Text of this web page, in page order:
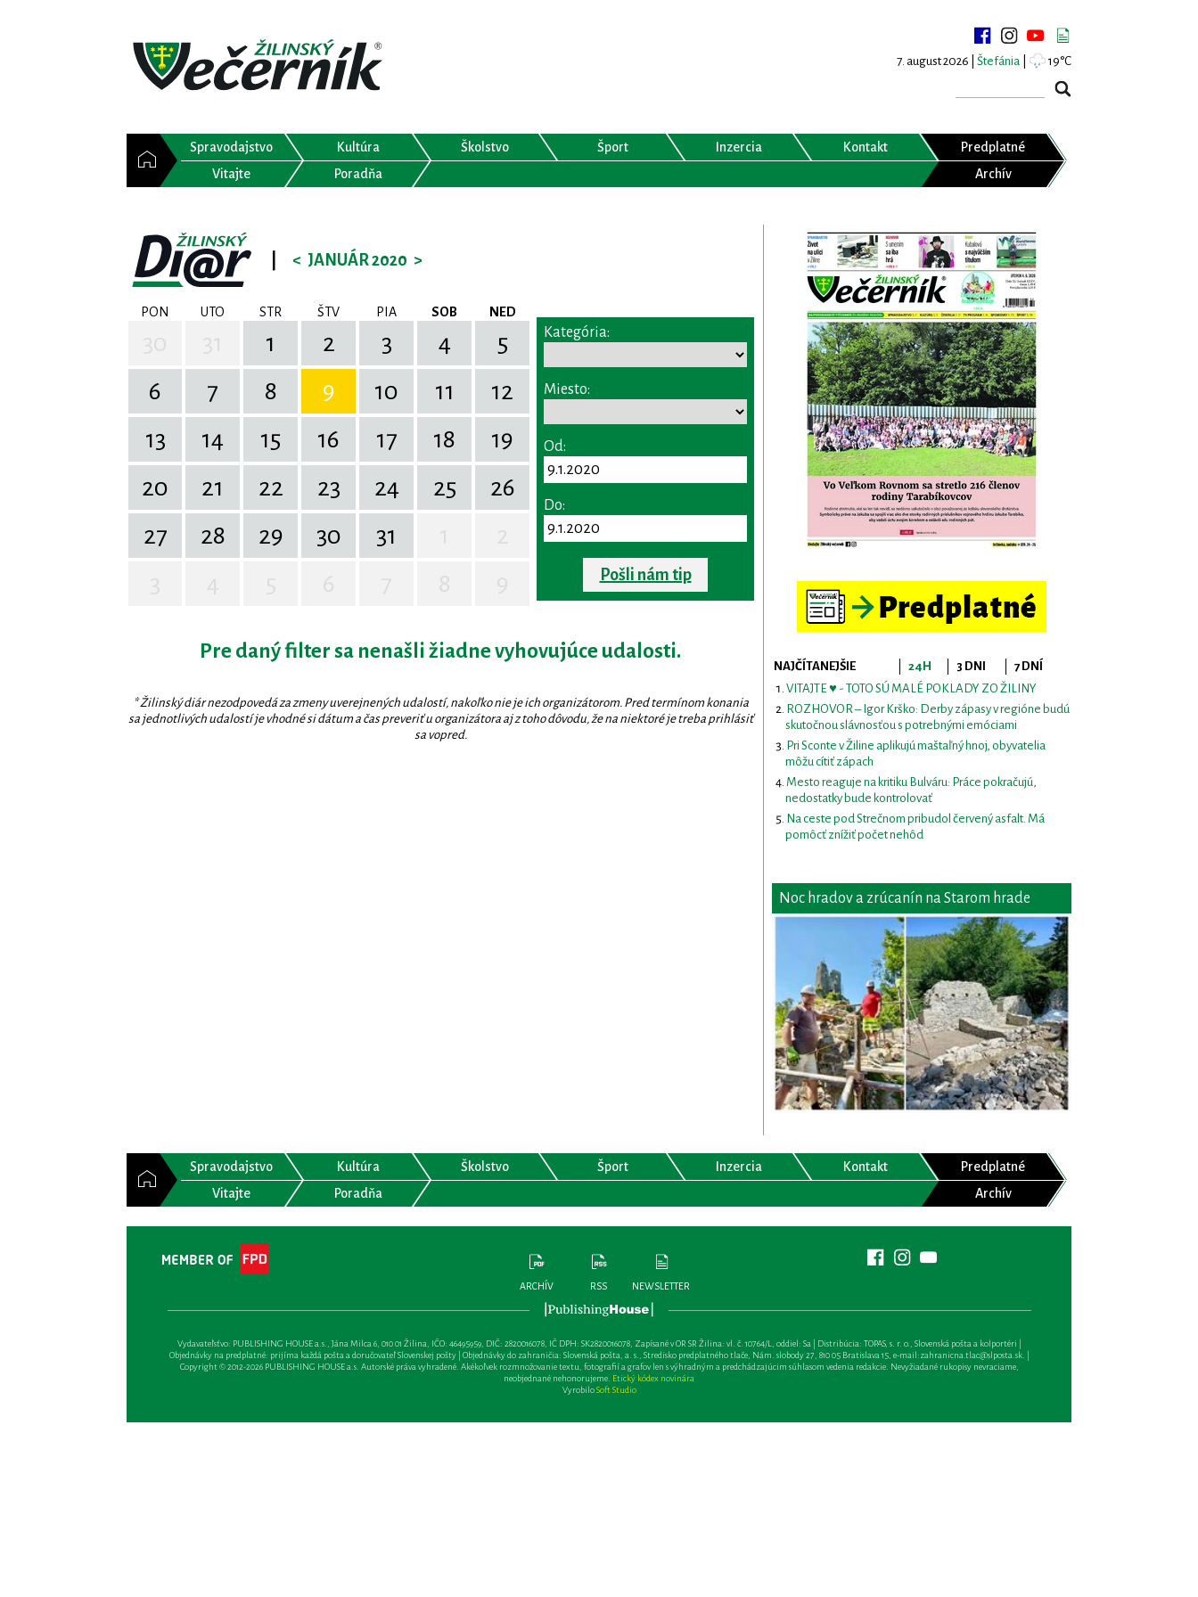
7. august 2026 | Štefánia 19°C
Spravodajstvo Kultúra Školstvo Šport Inzercia Kontakt
Predplatné
Vitajte
Poradňa Archív
< JANUÁR 2020 >
PON UTO STR ŠTV PIA SOB NED
1 2 3 4
5
6
7 8 9 10 11
12
13
14 15 16 17 18
19
20
21 22 23 24 25
26
27
28 29 30 31
Kategória:
Miesto:
Od:
Do:
Pošli nám tip
Pre daný filter sa nenašli žiadne vyhovujúce udalosti.
* Žilinský diár nezodpovedá za zmeny uverejnených udalostí, nakoľko nie je ich organizátorom. Pred termínom konania
sa jednotlivých udalostí je vhodné si dátum a čas preveriť u organizátora aj z toho dôvodu, že na niektoré je treba prihlásiť
sa vopred.
NAJČÍTANEJŠIE 24H 3 DNI
7 DNÍ
VITAJTE ♥ - TOTO SÚ MALÉ POKLADY ZO ŽILINY
ROZHOVOR – Igor Krško: Derby zápasy v regióne budú
skutočnou slávnosťou s potrebnými emóciami
Pri Sconte v Žiline aplikujú maštaľný hnoj, obyvatelia
môžu cítiť zápach
Mesto reaguje na kritiku Bulváru: Práce pokračujú,
nedostatky bude kontrolovať
Na ceste pod Strečnom pribudol červený asfalt. Má
pomôcť znížiť počet nehôd
Noc hradov a zrúcanín na Starom hrade
Spravodajstvo Kultúra Školstvo Šport Inzercia Kontakt
Predplatné
Vitajte
Poradňa Archív
ARCHÍV RSS NEWSLETTER
Vydavateľsťvo: PUBLISHING HOUSE a.s., Jána Milca 6, 010 01 Žilina, IČO: 46495959, DIČ: 2820016078, IČ DPH: SK2820016078, Zapísané v OR SR Žilina: vl. č. 10764/L, oddiel: Sa | Distribúcia: TOPAS, s. r. o., Slovenská pošta a kolportéri |
Objednávky na predplatné: prijíma každá pošta a doručovateľ Slovenskej pošty | Objednávky do zahraničia: Slovenská pošta, a. s., Stredisko predplatného tlače, Nám. slobody 27, 810 05 Bratislava 15, e-mail:zahranicna.tlac@slposta.sk. |
Copyright © 2012-2026 PUBLISHING HOUSE a.s. Autorské práva vyhradené. Akékoľvek rozmnožovanie textu, fotografií a grafov len s výhradným a predchádzajúcim súhlasom vedenia redakcie. Nevyžiadané rukopisy nevraciame,
neobjednané nehonorujeme. Etický kódex novinára
VyrobiloSoft Studio